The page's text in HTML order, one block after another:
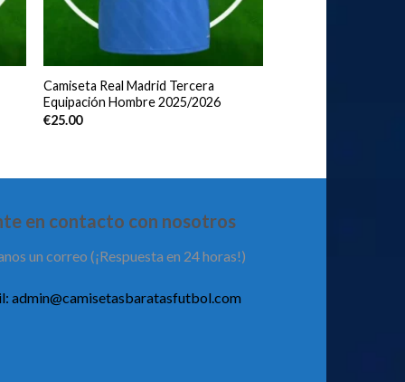
Camiseta Real Madrid Tercera
Equipación Hombre 2025/2026
€25.00
en contacto con nosotros
un correo (¡Respuesta en 24 horas!)
admin@camisetasbaratasfutbol.com